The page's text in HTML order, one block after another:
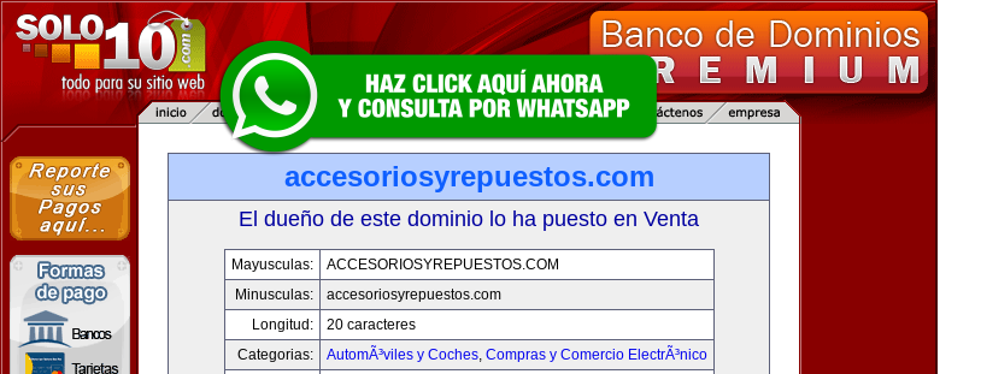
accesoriosyrepuestos.com
El dueño de este dominio lo ha puesto en Venta
Mayusculas:
ACCESORIOSYREPUESTOS.COM
Minusculas:
accesoriosyrepuestos.com
Longitud:
20 caracteres
Categorias:
AutomÃ³viles y Coches, Compras y Comercio ElectrÃ³nico